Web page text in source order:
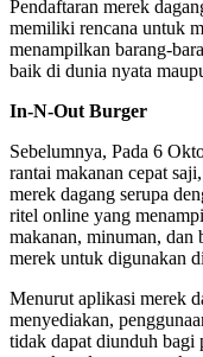
Pendaftaran merek
memiliki rencana untuk
menampilkan barang-
baik di dunia nyata
In-N-Out Burger
Sebelumnya, Pada 6
rantai makanan cepat
merek dagang serupa
ritel online yang
makanan, minuman, dan
merek untuk digunakan
Menurut aplikasi merek
menyediakan,
tidak dapat diunduh bagi